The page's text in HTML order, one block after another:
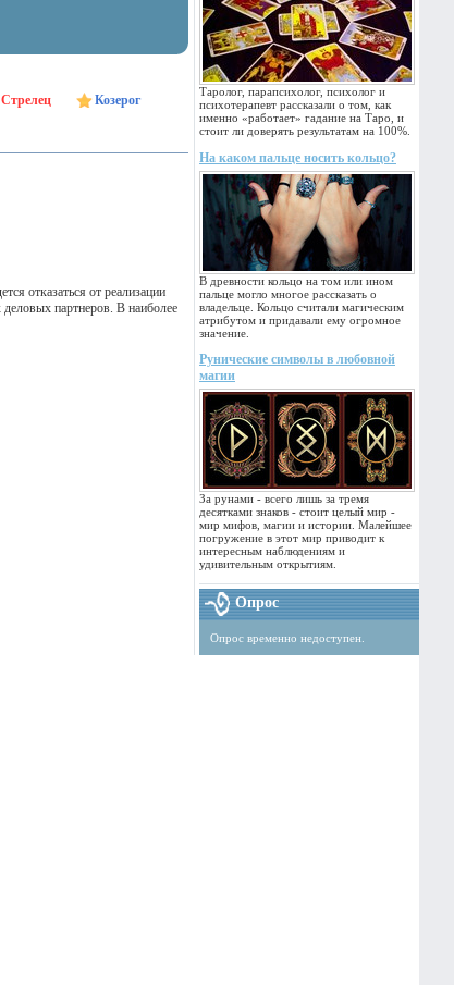
Таролог, парапсихолог, психолог и
психотерапевт рассказали о том, как
именно «работает» гадание на Таро, и
стоит ли доверять результатам на 100%.
На каком пальце носить кольцо?
В древности кольцо на том или ином
пальце могло многое рассказать о
владельце. Кольцо считали магическим
атрибутом и придавали ему огромное
значение.
Рунические символы в любовной
магии
За рунами - всего лишь за тремя
десятками знаков - стоит целый мир -
мир мифов, магии и истории. Малейшее
погружение в этот мир приводит к
интересным наблюдениям и
удивительным открытиям.
Опрос
Опрос временно недоступен.
Стрелец
Козерог
отказаться от реализации
партнеров. В наиболее